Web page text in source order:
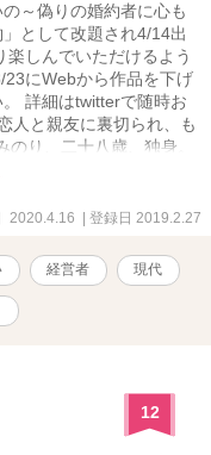
～偽りの婚約者に心も
として改題され4/14出
しんでいただけるよう
にWebから作品を下げ
詳細はtwitterで随時お
人と親友に裏切られ、も
り、二十八歳、独身。
、ネットゲームに漫
、ウェディングドレス
んなことならば、彼氏が
をかけられる。 芸能人
〝契約〟の話を持ちか
んあなたにも。 だから、
い最愛の家族のため
いた「偽装婚約」を大
は変わっておりませ
2020.4.16 | 登録日 2019.2.27
経営者 現代
12